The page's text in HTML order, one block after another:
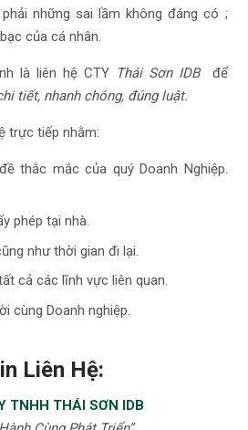
những sai lầm không đáng có ;
của cá nhân.
là liên hệ CTY Thái Sơn IDBđể
tiết, nhanh chóng, đúng luật.
trực tiếp nhằm:
thắc mắc của quý Doanh Nghiệp.
phép tại nhà.
như thời gian đi lại.
cả các lĩnh vực liên quan.
cùng Doanh nghiệp.
Liên Hệ:
TNHH THÁI SƠN IDB